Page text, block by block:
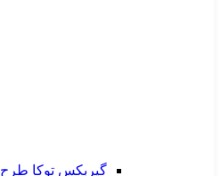
گیربکس توکا طرح